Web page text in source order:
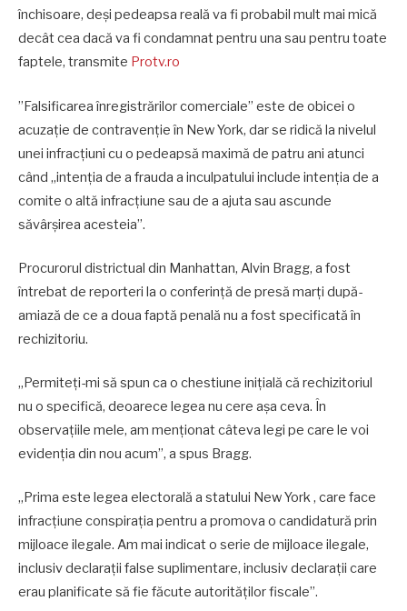
închisoare, deși pedeapsa reală va fi probabil mult mai mică
decât cea dacă va fi condamnat pentru una sau pentru toate
faptele, transmite Protv.ro
”Falsificarea înregistrărilor comerciale” este de obicei o
acuzație de contravenție în New York, dar se ridică la nivelul
unei infracțiuni cu o pedeapsă maximă de patru ani atunci
când „intenția de a frauda a inculpatului include intenția de a
comite o altă infracțiune sau de a ajuta sau ascunde
săvârșirea acesteia”.
Procurorul districtual din Manhattan, Alvin Bragg, a fost
întrebat de reporteri la o conferință de presă marți după-
amiază de ce a doua faptă penală nu a fost specificată în
rechizitoriu.
„Permiteți-mi să spun ca o chestiune inițială că rechizitoriul
nu o specifică, deoarece legea nu cere așa ceva. În
observațiile mele, am menționat câteva legi pe care le voi
evidenția din nou acum”, a spus Bragg.
„Prima este legea electorală a statului New York , care face
infracțiune conspirația pentru a promova o candidatură prin
mijloace ilegale. Am mai indicat o serie de mijloace ilegale,
inclusiv declarații false suplimentare, inclusiv declarații care
erau planificate să fie făcute autorităților fiscale”.